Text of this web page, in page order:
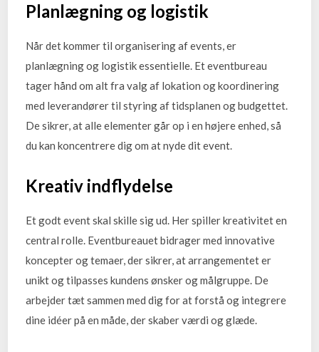
Planlægning og logistik
Når det kommer til organisering af events, er
planlægning og logistik essentielle. Et eventbureau
tager hånd om alt fra valg af lokation og koordinering
med leverandører til styring af tidsplanen og budgettet.
De sikrer, at alle elementer går op i en højere enhed, så
du kan koncentrere dig om at nyde dit event.
Kreativ indflydelse
Et godt event skal skille sig ud. Her spiller kreativitet en
central rolle. Eventbureauet bidrager med innovative
koncepter og temaer, der sikrer, at arrangementet er
unikt og tilpasses kundens ønsker og målgruppe. De
arbejder tæt sammen med dig for at forstå og integrere
dine idéer på en måde, der skaber værdi og glæde.